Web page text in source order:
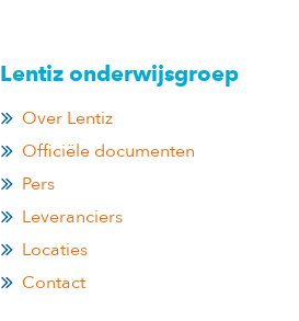
Lentiz onderwijsgroep
Over Lentiz
Officiële documenten
Pers
Leveranciers
Locaties
Contact